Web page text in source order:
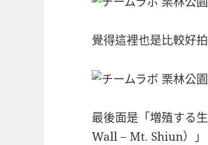
覺得這裡也是比較好
最後面是「増殖する
Wall – Mt. Shiun）」